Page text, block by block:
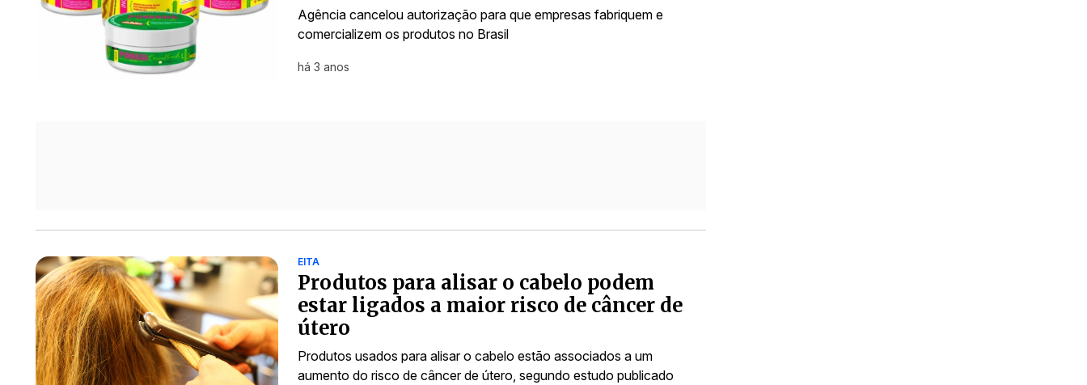
Agência cancelou autorização para que empresas fabriquem e
comercializem os produtos no Brasil
há 3 anos
EITA
Produtos para alisar o cabelo podem
estar ligados a maior risco de câncer de
útero
Produtos usados para alisar o cabelo estão associados a um
aumento do risco de câncer de útero, segundo estudo publicado